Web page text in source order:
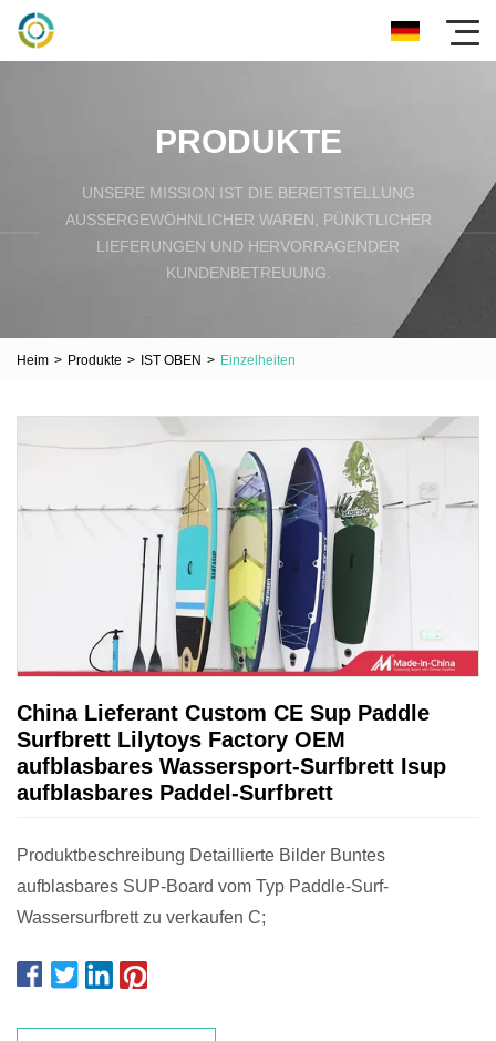
PRODUKTE
UNSERE MISSION IST DIE BEREITSTELLUNG
AUSSERGEWÖHNLICHER WAREN, PÜNKTLICHER L
IEFERUNGEN UND HERVORRAGENDER K
UNDENBETREUUNG.
Heim > Produkte > IST OBEN > Einzelheiten
China Lieferant Custom CE Sup Paddle
Surfbrett Lilytoys Factory OEM
aufblasbares Wassersport-Surfbrett Isup
aufblasbares Paddel-Surfbrett
Produktbeschreibung Detaillierte Bilder Buntes
aufblasbares SUP-Board vom Typ Paddle-Surf-
Wassersurfbrett zu verkaufen C;